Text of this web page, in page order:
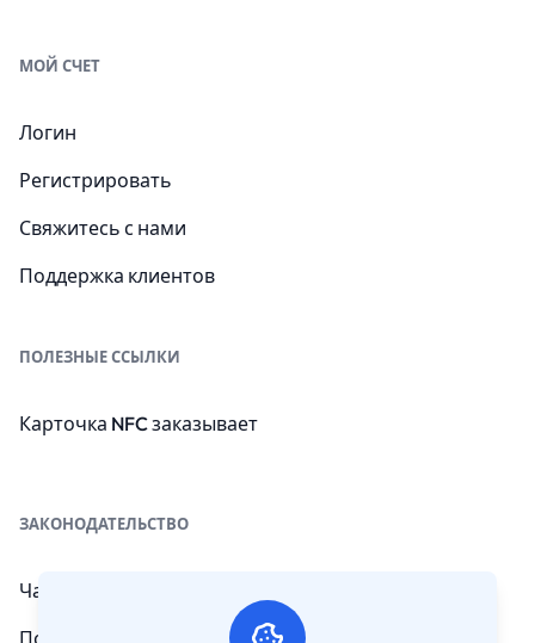
МОЙ СЧЕТ
Логин
Регистрировать
Свяжитесь с нами
Поддержка клиентов
ПОЛЕЗНЫЕ ССЫЛКИ
Карточка NFC заказывает
ЗАКОНОДАТЕЛЬСТВО
Часто задаваемые вопросы